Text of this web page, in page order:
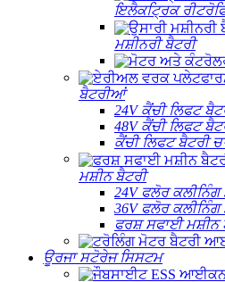
ਇਲੈਕਟ੍ਰਿਕ
ਮਸ਼ੀਨਰੀ ਬੈਟਰੀ
ਬੈਟਰੀਆਂ
24V ਕੈਂਚੀ ਲਿਫਟ
48V ਕੈਂਚੀ ਲਿਫਟ
ਕੈਂਚੀ ਲਿਫਟ ਬੈਟਰੀ
ਮਸ਼ੀਨ ਬੈਟਰੀ
24V ਫਲੋਰ ਕਲੀਨਿੰਗ
36V ਫਲੋਰ ਕਲੀਨਿੰਗ
ਫਰਸ਼ ਸਫਾਈ ਮਸ਼ੀਨ
ਊਰਜਾ ਸਟੋਰੇਜ ਸਿਸਟਮ